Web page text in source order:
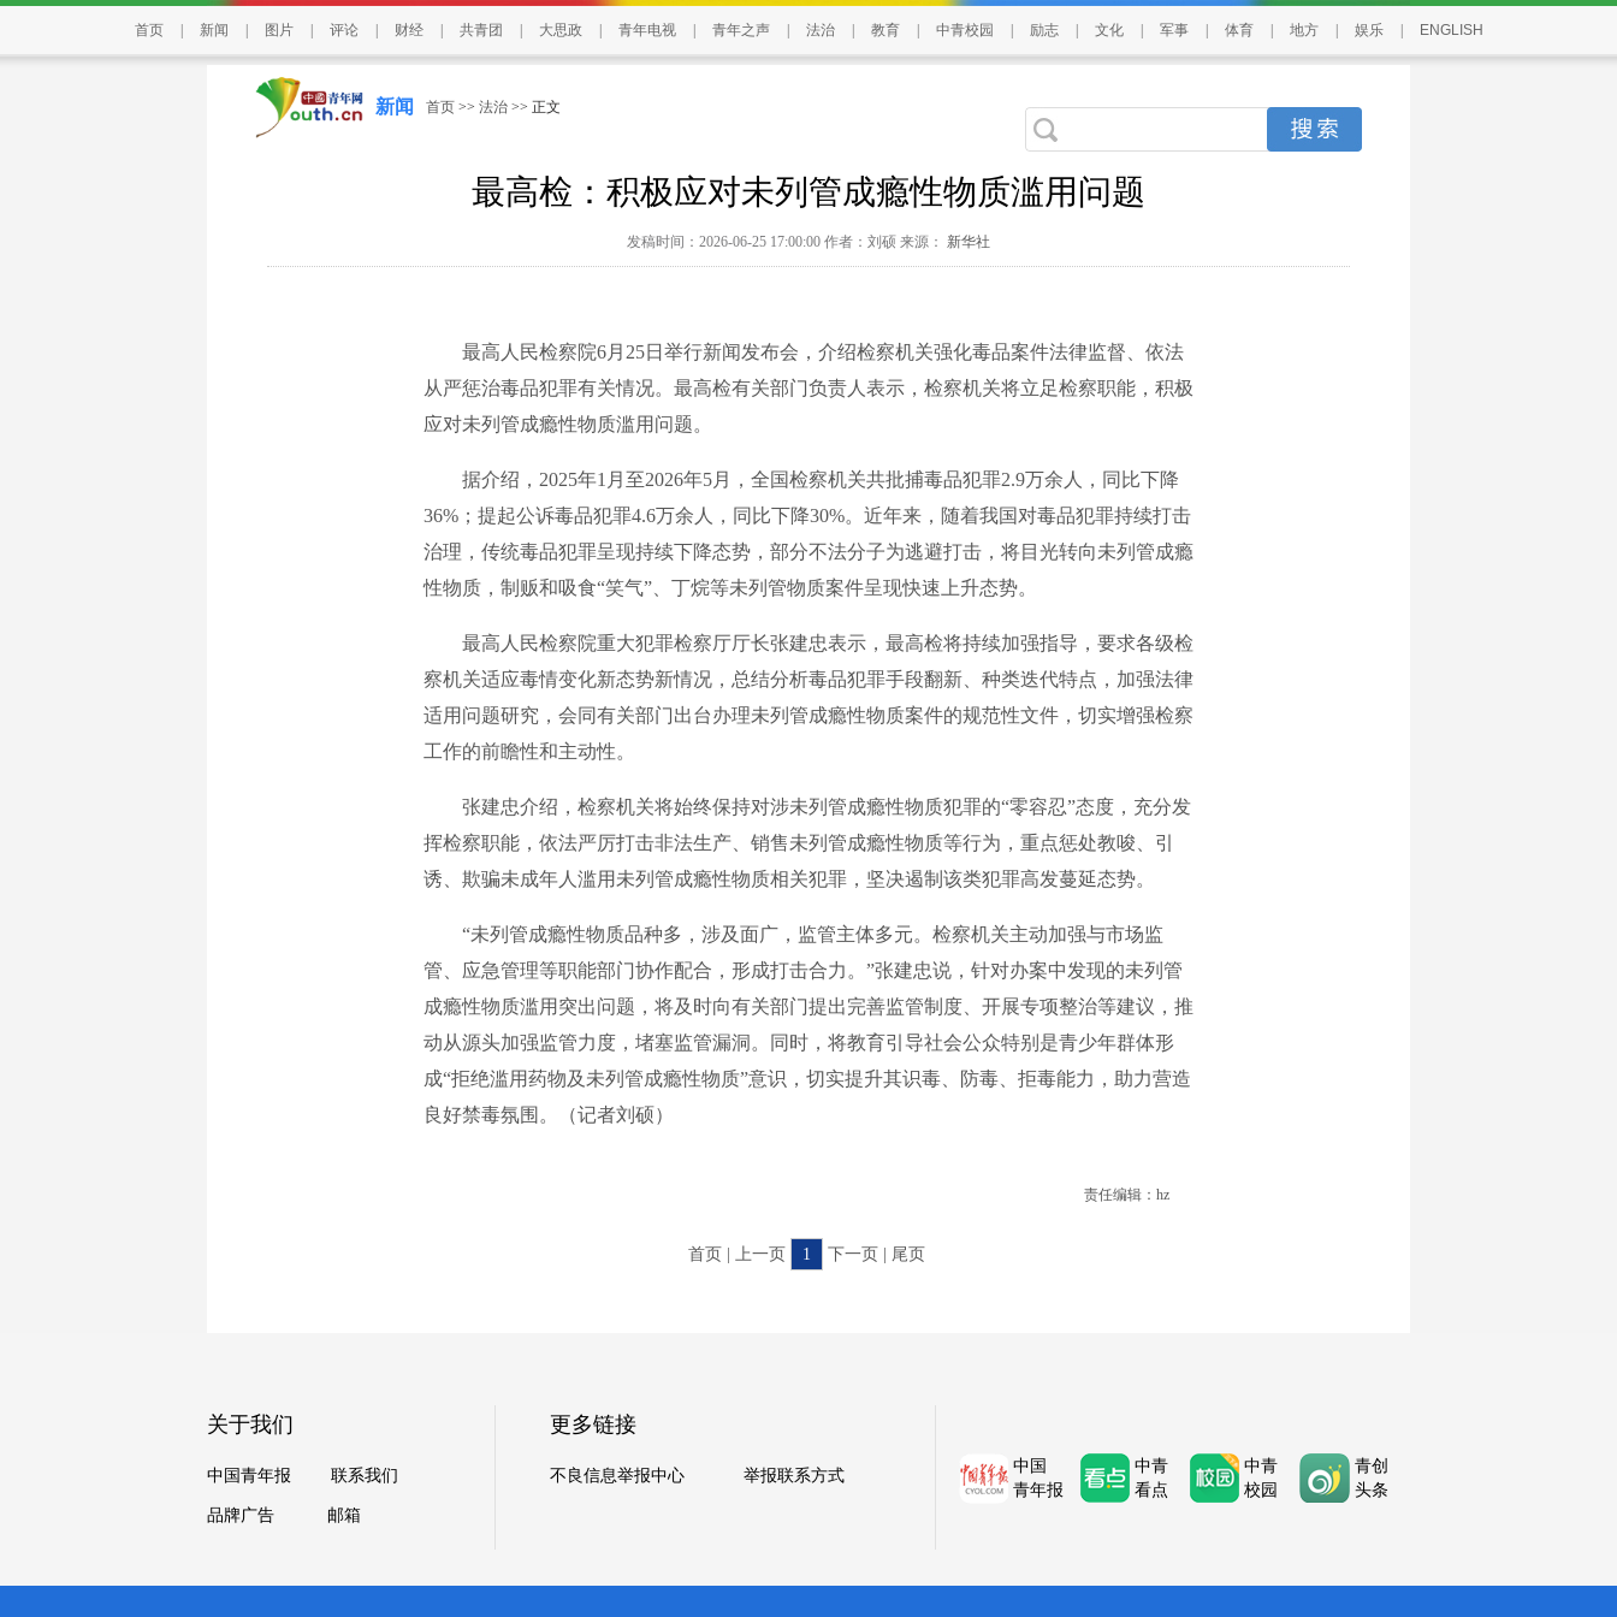
首页 新闻 图片 评论 财经 共青团 大思政 青年电视 青年之声 法治 教育 中青校园 励志 文化 军事 体育 地方 娱乐 ENGLISH
新闻 首页 >> 法治 >> 正文
最高检：积极应对未列管成瘾性物质滥用问题
发稿时间：2026-06-25 17:00:00 作者：刘硕 来源： 新华社
最高人民检察院6月25日举行新闻发布会，介绍检察机关强化毒品案件法律监督、依法
从严惩治毒品犯罪有关情况。最高检有关部门负责人表示，检察机关将立足检察职能，积极
应对未列管成瘾性物质滥用问题。
据介绍，2025年1月至2026年5月，全国检察机关共批捕毒品犯罪2.9万余人，同比下降
36%；提起公诉毒品犯罪4.6万余人，同比下降30%。近年来，随着我国对毒品犯罪持续打击
治理，传统毒品犯罪呈现持续下降态势，部分不法分子为逃避打击，将目光转向未列管成瘾
性物质，制贩和吸食“笑气”、丁烷等未列管物质案件呈现快速上升态势。
最高人民检察院重大犯罪检察厅厅长张建忠表示，最高检将持续加强指导，要求各级检
察机关适应毒情变化新态势新情况，总结分析毒品犯罪手段翻新、种类迭代特点，加强法律
适用问题研究，会同有关部门出台办理未列管成瘾性物质案件的规范性文件，切实增强检察
工作的前瞻性和主动性。
张建忠介绍，检察机关将始终保持对涉未列管成瘾性物质犯罪的“零容忍”态度，充分发
挥检察职能，依法严厉打击非法生产、销售未列管成瘾性物质等行为，重点惩处教唆、引
诱、欺骗未成年人滥用未列管成瘾性物质相关犯罪，坚决遏制该类犯罪高发蔓延态势。
“未列管成瘾性物质品种多，涉及面广，监管主体多元。检察机关主动加强与市场监
管、应急管理等职能部门协作配合，形成打击合力。”张建忠说，针对办案中发现的未列管
成瘾性物质滥用突出问题，将及时向有关部门提出完善监管制度、开展专项整治等建议，推
动从源头加强监管力度，堵塞监管漏洞。同时，将教育引导社会公众特别是青少年群体形
成“拒绝滥用药物及未列管成瘾性物质”意识，切实提升其识毒、防毒、拒毒能力，助力营造
良好禁毒氛围。（记者刘硕）
责任编辑：hz
首页 | 上一页 1 下一页 | 尾页
关于我们
中国青年报 联系我们
品牌广告 邮箱
更多链接
不良信息举报中心 举报联系方式
中国
青年报
中青
看点
中青
校园
青创
头条